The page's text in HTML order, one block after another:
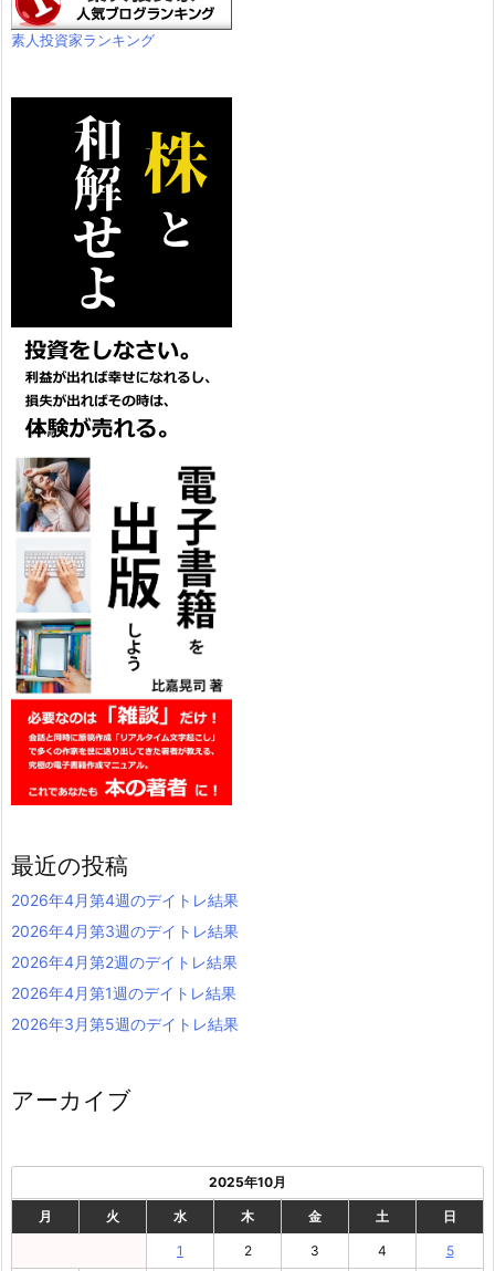
素人投資家ランキング
最近の投稿
2026年4月第4週のデイトレ結果
2026年4月第3週のデイトレ結果
2026年4月第2週のデイトレ結果
2026年4月第1週のデイトレ結果
2026年3月第5週のデイトレ結果
アーカイブ
2025年10月
月 火 水 木 金 土 日
1 2 3 4 5